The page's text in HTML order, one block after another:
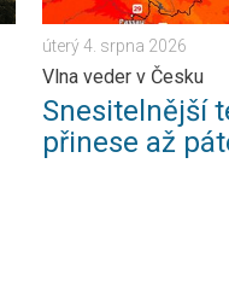
úterý 4. srpna 2026
Vlna veder v Česku
Snesitelnější
přinese až